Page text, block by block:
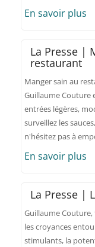
En savoir plus
La Presse |
restaurant
Manger sain au
Guillaume Couture
entrées légères,
surveillez les
n'hésitez pas à
En savoir plus
La Presse |
Guillaume
les croyances
stimulants, la